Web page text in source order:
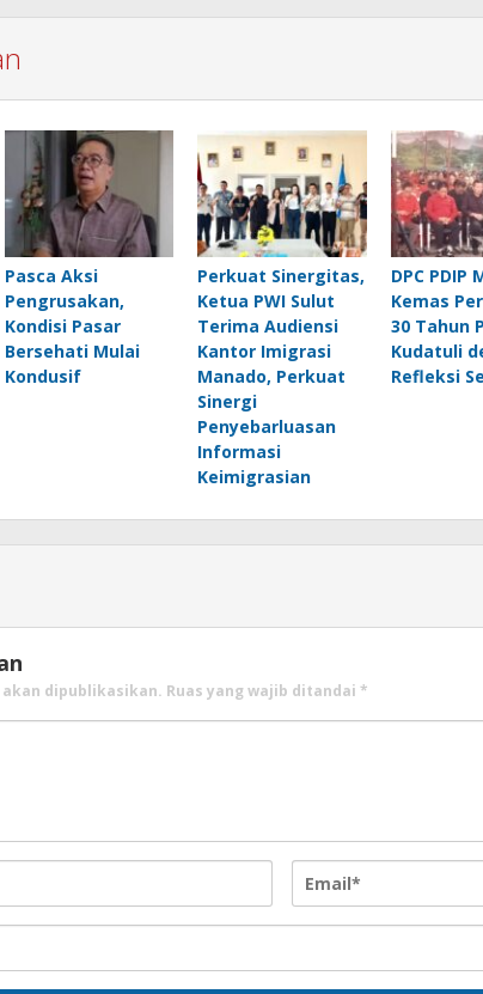
Pasca Aksi
Pengrusakan,
Kondisi Pasar
Bersehati Mulai
Kondusif
Perkuat Sinergitas,
Ketua PWI Sulut
Terima Audiensi
Kantor Imigrasi
Manado, Perkuat
Sinergi
Penyebarluasan
Informasi
Keimigrasian
DPC PDIP
Kemas
30 Tahun
Kudatuli
Refleksi
dipublikasikan. Ruas yang wajib ditandai *